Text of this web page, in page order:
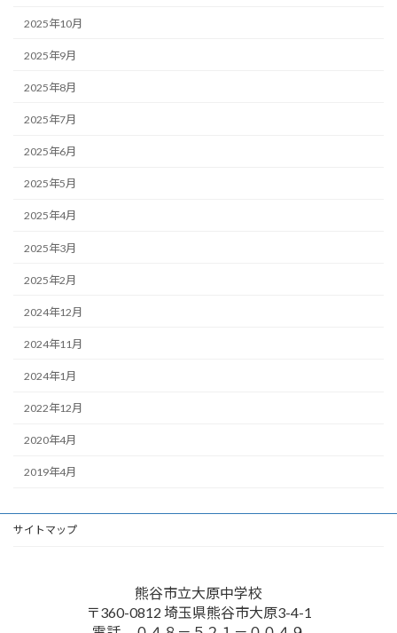
2025年10月
2025年9月
2025年8月
2025年7月
2025年6月
2025年5月
2025年4月
2025年3月
2025年2月
2024年12月
2024年11月
2024年1月
2022年12月
2020年4月
2019年4月
サイトマップ
熊谷市立大原中学校
〒360-0812 埼玉県熊谷市大原3-4-1